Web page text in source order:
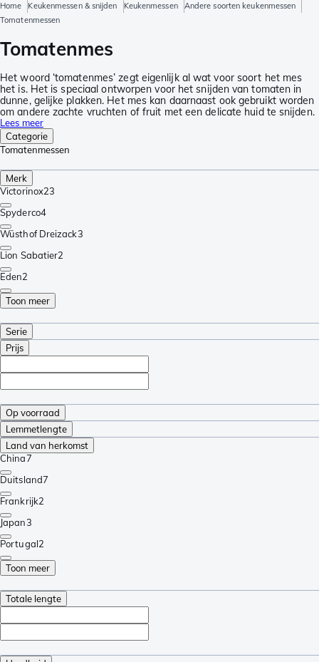
Home Keukenmessen & snijden Keukenmessen
Andere soorten keukenmessen
Tomatenmessen
Tomatenmes
Het woord ‘tomatenmes’ zegt eigenlijk al wat voor soort het mes
het is. Het is speciaal ontworpen voor het snijden van tomaten in
dunne, gelijke plakken. Het mes kan daarnaast ook gebruikt worden
om andere zachte vruchten of fruit met een delicate huid te snijden.
Lees meer
Categorie
Tomatenmessen
Merk
Victorinox23
Spyderco4
Wüsthof Dreizack3
Lion Sabatier2
Eden2
Toon meer
Serie
Prijs
Op voorraad
Lemmetlengte
Land van herkomst
China7
Duitsland7
Frankrijk2
Japan3
Portugal2
Toon meer
Totale lengte